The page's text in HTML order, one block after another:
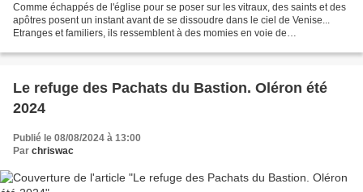
Comme échappés de l'église pour se poser sur les vitraux, des saints et des
apôtres posent un instant avant de se dissoudre dans le ciel de Venise...
Etranges et familiers, ils ressemblent à des momies en voie de
Le refuge des Pachats du Bastion. Oléron été
2024
Publié le 08/08/2024 à 13:00
Par chriswac